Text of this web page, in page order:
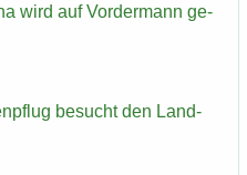
wird auf Vor­der­mann ge­
be­sucht den Land­